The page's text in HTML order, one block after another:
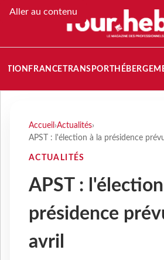
Aller au contenu
FRANCETRANSPORT
Accueil ›Actualités›
APST : l'élection à la présidence
ACTUALITÉS
APST :
présidence
avril